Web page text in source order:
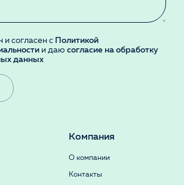
согласен с Политикой
и даю согласие на обработку
данных
Компания
О компании
Контакты